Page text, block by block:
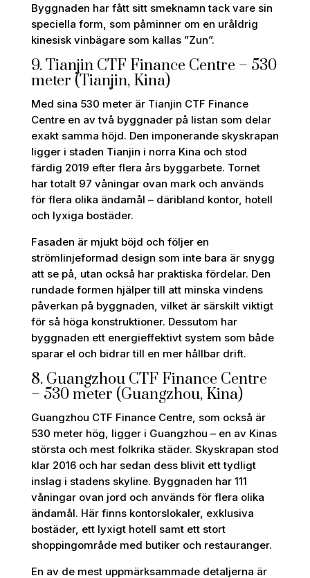
Byggnaden har fått sitt smeknamn tack vare sin
speciella form, som påminner om en uråldrig
kinesisk vinbägare som kallas ”Zun”.
9. Tianjin CTF Finance Centre – 530
meter (Tianjin, Kina)
Med sina 530 meter är Tianjin CTF Finance
Centre en av två byggnader på listan som delar
exakt samma höjd. Den imponerande skyskrapan
ligger i staden Tianjin i norra Kina och stod
färdig 2019 efter flera års byggarbete. Tornet
har totalt 97 våningar ovan mark och används
för flera olika ändamål – däribland kontor, hotell
och lyxiga bostäder.
Fasaden är mjukt böjd och följer en
strömlinjeformad design som inte bara är snygg
att se på, utan också har praktiska fördelar. Den
rundade formen hjälper till att minska vindens
påverkan på byggnaden, vilket är särskilt viktigt
för så höga konstruktioner. Dessutom har
byggnaden ett energieffektivt system som både
sparar el och bidrar till en mer hållbar drift.
8. Guangzhou CTF Finance Centre
– 530 meter (Guangzhou, Kina)
Guangzhou CTF Finance Centre, som också är
530 meter hög, ligger i Guangzhou – en av Kinas
största och mest folkrika städer. Skyskrapan stod
klar 2016 och har sedan dess blivit ett tydligt
inslag i stadens skyline. Byggnaden har 111
våningar ovan jord och används för flera olika
ändamål. Här finns kontorslokaler, exklusiva
bostäder, ett lyxigt hotell samt ett stort
shoppingområde med butiker och restauranger.
En av de mest uppmärksammade detaljerna är